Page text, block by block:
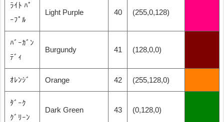
ﾗｲﾄ ﾊﾟ
ｰﾌﾟﾙ
Light Purple 40 (255,0,128)
ﾊﾞｰｶﾞﾝ
ﾃﾞｨ
Burgundy 41 (128,0,0)
ｵﾚﾝｼﾞ Orange 42 (255,128,0)
ﾀﾞｰｸ
ｸﾞﾘｰﾝ
Dark Green 43 (0,128,0)